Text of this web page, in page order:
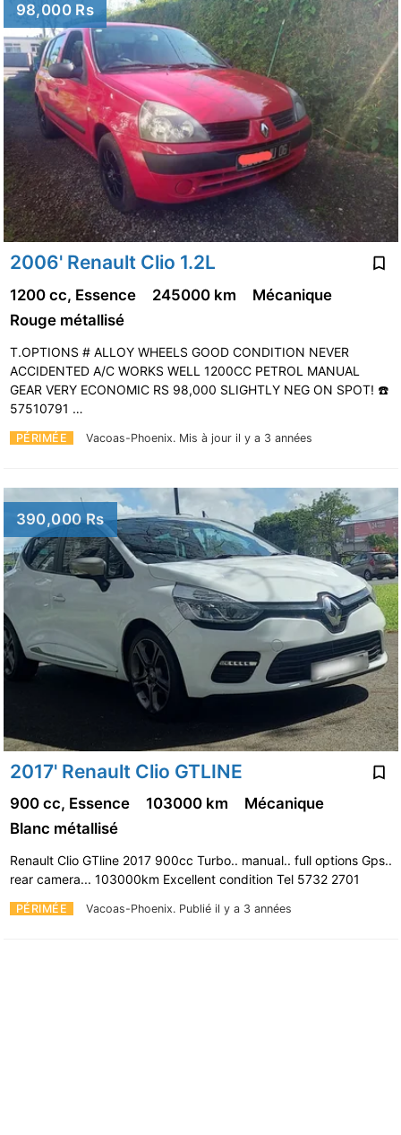
98,000 Rs
2006' Renault Clio 1.2L
PÉRIMÉE Vacoas-Phoenix. Mis à jour il y a 3 années
1200 cc, Essence 245000 km
Mécanique
Rouge métallisé
T.OPTIONS # ALLOY WHEELS GOOD CONDITION NEVER
ACCIDENTED A/C WORKS WELL 1200CC PETROL MANUAL
GEAR VERY ECONOMIC RS 98,000 SLIGHTLY NEG ON SPOT! ☎️
57510791 …
390,000 Rs
2017' Renault Clio GTLINE
PÉRIMÉE Vacoas-Phoenix. Publié il y a 3 années
900 cc, Essence 103000 km
Mécanique
Blanc métallisé
Renault Clio GTline 2017 900cc Turbo.. manual.. full options Gps..
rear camera... 103000km Excellent condition Tel 5732 2701